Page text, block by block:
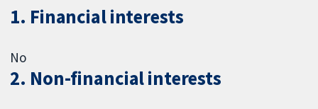
1. Financial interests
No
2. Non-financial interests